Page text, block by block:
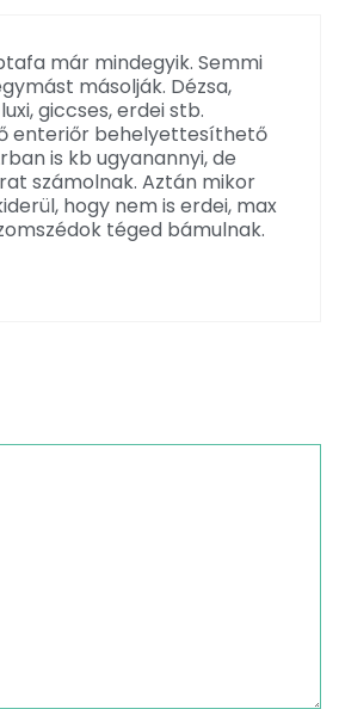
már mindegyik. Semmi
másolják. Dézsa,
giccses, erdei stb.
enteriőr behelyettesíthető
is kb ugyanannyi, de
számolnak. Aztán mikor
hogy nem is erdei, max
téged bámulnak.